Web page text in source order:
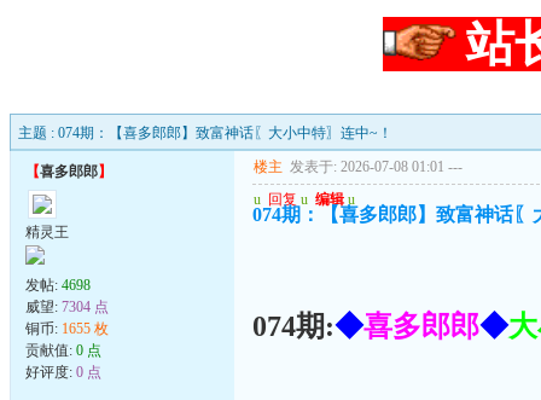
站
主题 : 074期：【喜多郎郎】致富神话〖大小中特〗连中~！
【喜多郎郎】
精灵王
发帖: 4698
威望: 7304 点
铜币: 1655 枚
贡献值: 0 点
好评度: 0 点
楼主 发表于: 2026-07-08 01:01 ---
u 回复 u 编辑 u
074期：【喜多郎郎】致富神话〖
074期:◆喜多郎郎◆